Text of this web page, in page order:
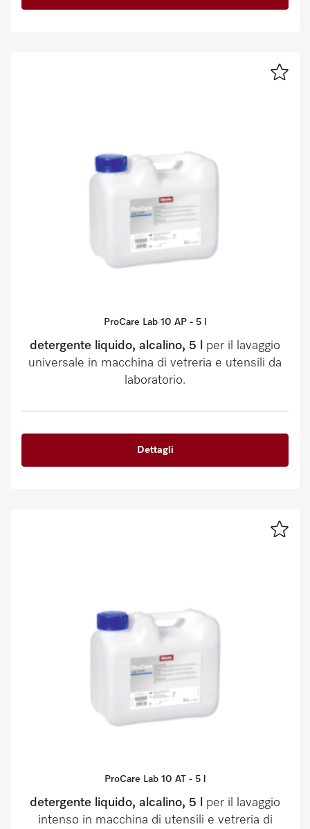
ProCare Lab 10 AP - 5 l
detergente liquido, alcalino, 5 l per il lavaggio
universale in macchina di vetreria e utensili da
laboratorio.
Dettagli
ProCare Lab 10 AT - 5 l
detergente liquido, alcalino, 5 l per il lavaggio
intenso in macchina di utensili e vetreria di